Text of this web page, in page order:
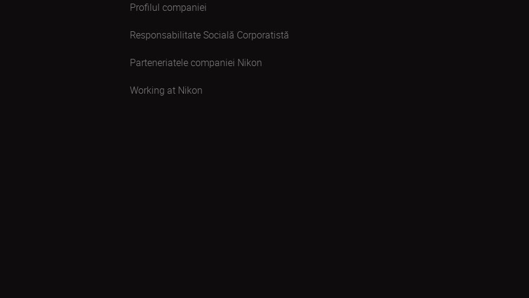
Profilul companiei
Responsabilitate Socială Corporatistă
Parteneriatele companiei Nikon
Working at Nikon